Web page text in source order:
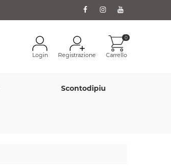
Login Registrazione Carrello
0
Scontodipiu